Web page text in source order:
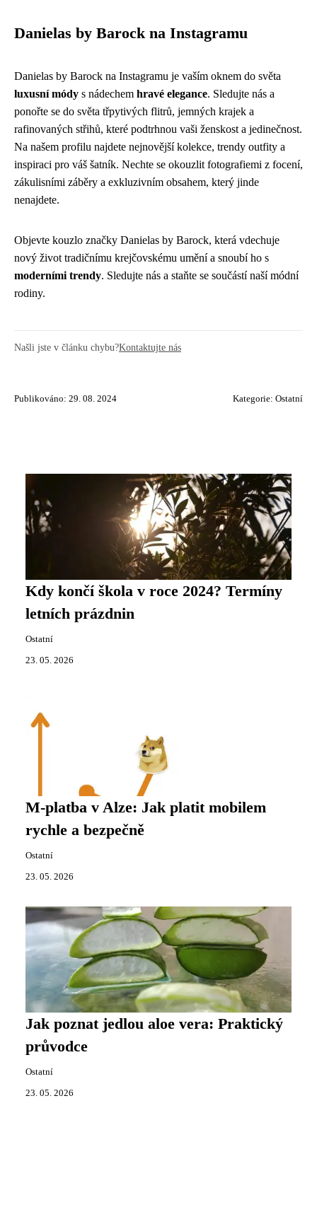
Danielas by Barock na Instagramu
Danielas by Barock na Instagramu je vaším oknem do světa
luxusní módy s nádechem hravé elegance. Sledujte nás a
ponořte se do světa třpytivých flitrů, jemných krajek a
rafinovaných střihů, které podtrhnou vaši ženskost a jedinečnost.
Na našem profilu najdete nejnovější kolekce, trendy outfity a
inspiraci pro váš šatník. Nechte se okouzlit fotografiemi z focení,
zákulisními záběry a exkluzivním obsahem, který jinde
nenajdete.
Objevte kouzlo značky Danielas by Barock, která vdechuje
nový život tradičnímu krejčovskému umění a snoubí ho s
moderními trendy. Sledujte nás a staňte se součástí naší módní
rodiny.
Našli jste v článku chybu?Kontaktujte nás
Publikováno: 29. 08. 2024 Kategorie: Ostatní
Kdy končí škola v roce 2024? Termíny
letních prázdnin
Ostatní
23. 05. 2026
M-platba v Alze: Jak platit mobilem
rychle a bezpečně
Ostatní
23. 05. 2026
Jak poznat jedlou aloe vera: Praktický
průvodce
Ostatní
23. 05. 2026